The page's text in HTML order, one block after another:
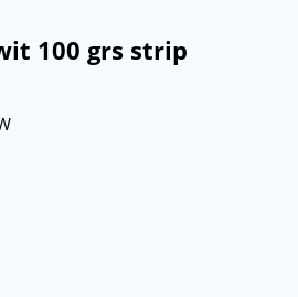
100 grs strip